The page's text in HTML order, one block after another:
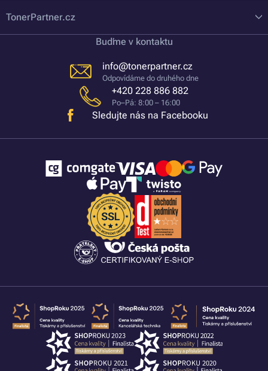
TonerPartner.cz
Buďme v kontaktu
info@tonerpartner.cz
Odpovídáme do druhého dne
+420 228 886 882
Po–Pá: 8:00 – 16:00
Sledujte nás na Facebooku